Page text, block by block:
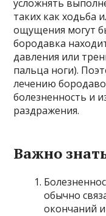
усложнять
таких как ходьба
ощущения могут
бородавка
давления или
пальца ноги).
лечению
болезненность и
раздражения.
Важно
обычно
окончаний